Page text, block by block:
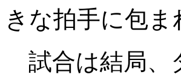
きな拍手に包
試合は結局、